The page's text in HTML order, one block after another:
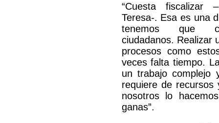
“Cuesta fiscalizar
Teresa-. Esa es una
tenemos que
ciudadanos. Realizar
procesos como
veces falta tiempo.
un trabajo complejo
requiere de recursos
nosotros lo
ganas”.